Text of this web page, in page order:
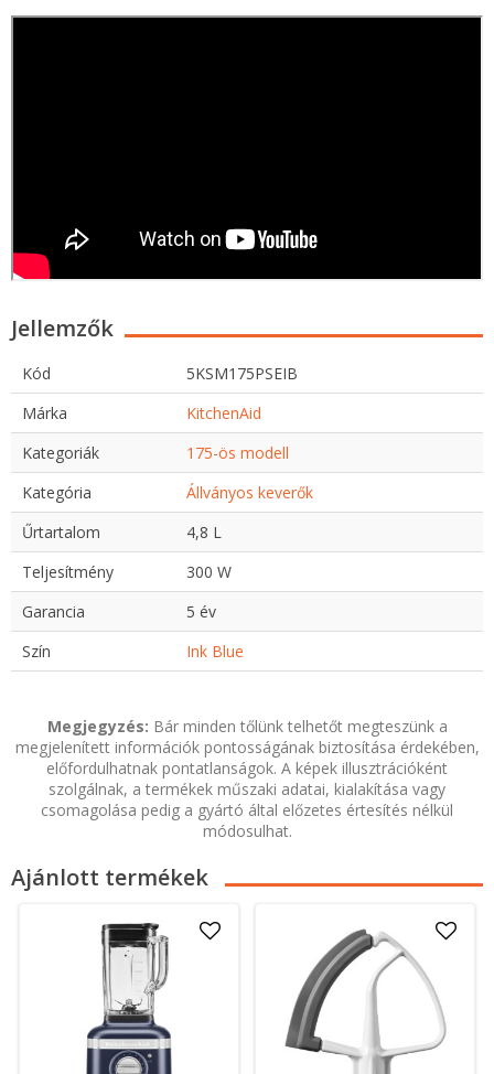
Jellemzők
Kód
5KSM175PSEIB
Márka
KitchenAid
Kategoriák
175-ös modell
Kategória
Állványos keverők
Űrtartalom
4,8 L
Teljesítmény
300 W
Garancia
5 év
Szín
Ink Blue
Megjegyzés: Bár minden tőlünk telhetőt megteszünk a
megjelenített információk pontosságának biztosítása érdekében,
előfordulhatnak pontatlanságok. A képek illusztrációként
szolgálnak, a termékek műszaki adatai, kialakítása vagy
csomagolása pedig a gyártó által előzetes értesítés nélkül
módosulhat.
Ajánlott termékek